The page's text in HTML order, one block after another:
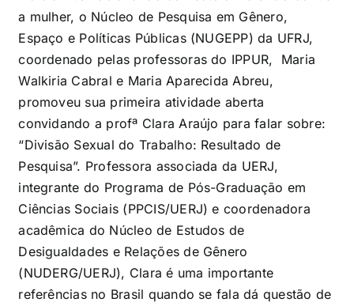
a mulher, o Núcleo de Pesquisa em Gênero,
Espaço e Políticas Públicas (NUGEPP) da UFRJ,
coordenado pelas professoras do IPPUR, Maria
Walkiria Cabral e Maria Aparecida Abreu,
promoveu sua primeira atividade aberta
convidando a profª Clara Araújo para falar sobre:
“Divisão Sexual do Trabalho: Resultado de
Pesquisa”. Professora associada da UERJ,
integrante do Programa de Pós-Graduação em
Ciências Sociais (PPCIS/UERJ) e coordenadora
acadêmica do Núcleo de Estudos de
Desigualdades e Relações de Gênero
(NUDERG/UERJ), Clara é uma importante
referências no Brasil quando se fala dá questão de